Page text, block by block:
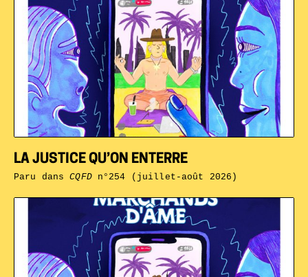
LA JUSTICE QU’ON ENTERRE
Paru dansCQFDn°254 (juillet-août 2026)